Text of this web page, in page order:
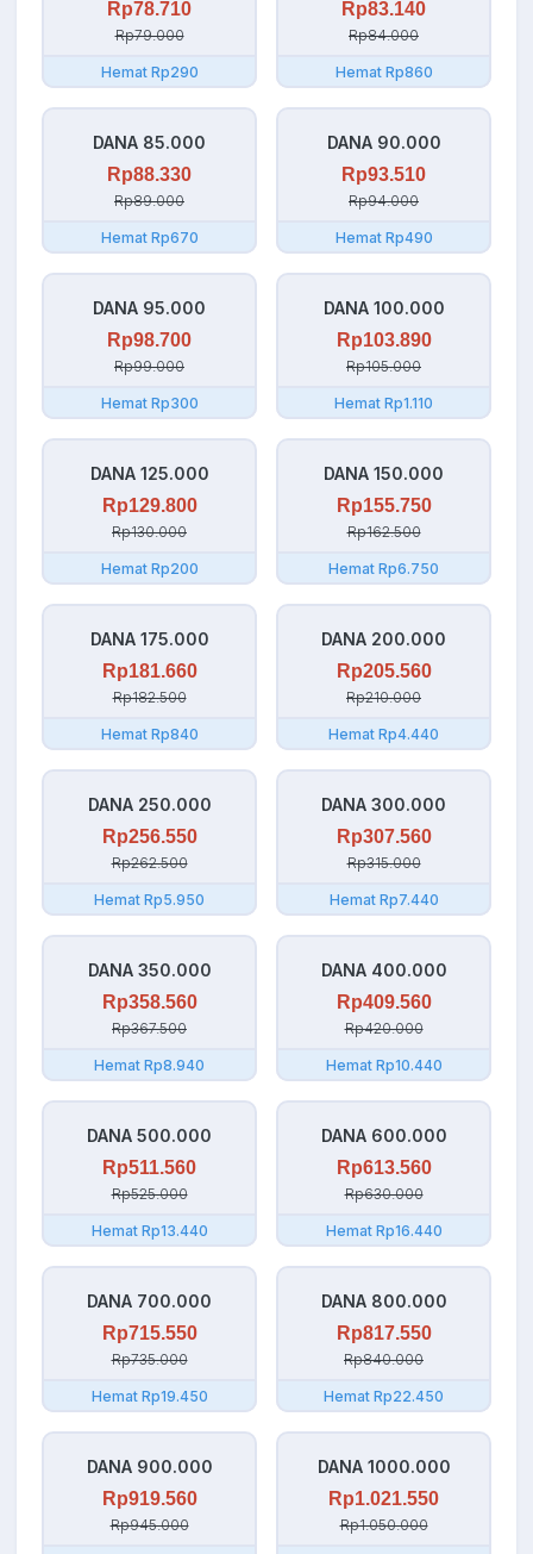
Rp78.710
Rp79.000
Hemat Rp290
Rp83.140
Rp84.000
Hemat Rp860
DANA 85.000
Rp88.330
Rp89.000
Hemat Rp670
DANA 90.000
Rp93.510
Rp94.000
Hemat Rp490
DANA 95.000
Rp98.700
Rp99.000
Hemat Rp300
DANA 100.000
Rp103.890
Rp105.000
Hemat Rp1.110
DANA 125.000
Rp129.800
Rp130.000
Hemat Rp200
DANA 150.000
Rp155.750
Rp162.500
Hemat Rp6.750
DANA 175.000
Rp181.660
Rp182.500
Hemat Rp840
DANA 200.000
Rp205.560
Rp210.000
Hemat Rp4.440
DANA 250.000
Rp256.550
Rp262.500
Hemat Rp5.950
DANA 300.000
Rp307.560
Rp315.000
Hemat Rp7.440
DANA 350.000
Rp358.560
Rp367.500
Hemat Rp8.940
DANA 400.000
Rp409.560
Rp420.000
Hemat Rp10.440
DANA 500.000
Rp511.560
Rp525.000
Hemat Rp13.440
DANA 600.000
Rp613.560
Rp630.000
Hemat Rp16.440
DANA 700.000
Rp715.550
Rp735.000
Hemat Rp19.450
DANA 800.000
Rp817.550
Rp840.000
Hemat Rp22.450
DANA 900.000
Rp919.560
Rp945.000
DANA 1000.000
Rp1.021.550
Rp1.050.000